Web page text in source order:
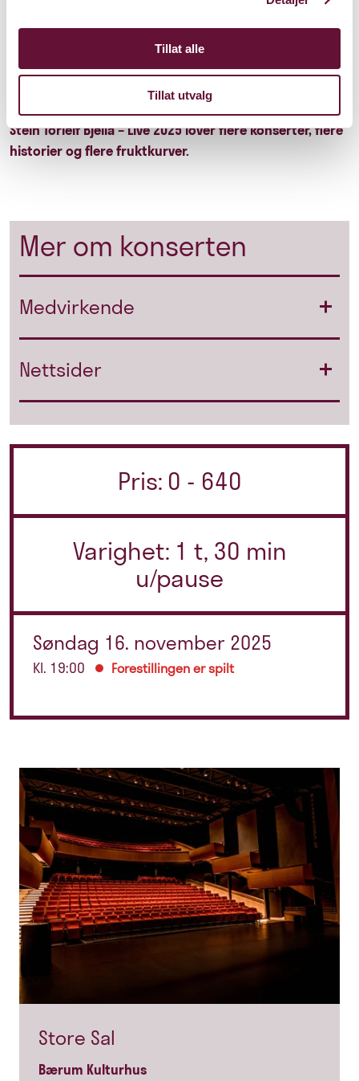
Tillat alle
Tillat utvalg
Bjellas musikk har også inspirert teateroppsetninger,
som Kan nokon gripe inn og Heil ved, sistnevnte
fremdeles på repertoaret ved Det Norske Teatret.
Stein Torleif Bjella – Live 2025 lover flere konserter, flere
historier og flere fruktkurver.
Mer om konserten
Medvirkende
Nettsider
Pris: 0 - 640
Varighet: 1 t, 30 min
u/pause
Søndag 16. november 2025
Kl. 19:00 Forestillingen er spilt
Store Sal
Bærum Kulturhus